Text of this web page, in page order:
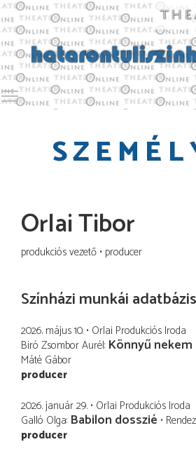
Toggle main menu visibility
Orlai Tibor
produkciós vezető producer
Színházi munkái
2026. május 10. Orlai Produkciós Iroda
Biró Zsombor Aurél Könnyű
Máté Gábor
producer
2026. január 29. Orlai Produkciós Iroda
Galló Olga Babilon dosszié
producer